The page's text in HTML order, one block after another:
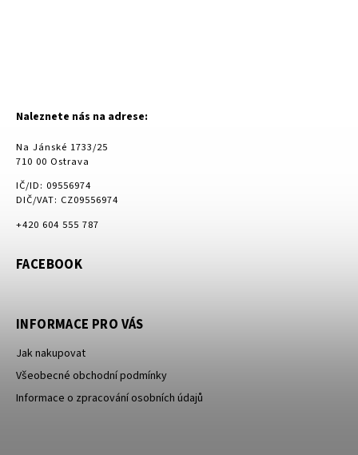
Naleznete nás na adrese:
Na Jánské 1733/25
710 00 Ostrava
IČ/ID: 09556974
DIČ/VAT: CZ09556974
+420 604 555 787
FACEBOOK
INFORMACE PRO VÁS
Jak nakupovat
Všeobecné obchodní podmínky
Informace o zpracování osobních údajů